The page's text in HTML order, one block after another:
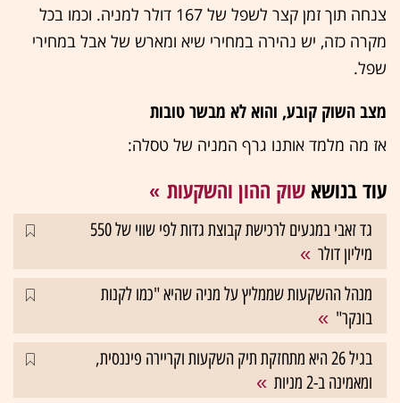
צנחה תוך זמן קצר לשפל של 167 דולר למניה. וכמו בכל
מקרה כזה, יש נהירה במחירי שיא ומארש של אבל במחירי
שפל.
מצב השוק קובע, והוא לא מבשר טובות
אז מה מלמד אותנו גרף המניה של טסלה:
עוד בנושא שוק ההון והשקעות
גד זאבי במגעים לרכישת קבוצת גדות לפי שווי של 550
מיליון דולר
מנהל ההשקעות שממליץ על מניה שהיא "כמו לקנות
בונקר"
בגיל 26 היא מתחזקת תיק השקעות וקריירה פיננסית,
ומאמינה ב-2 מניות